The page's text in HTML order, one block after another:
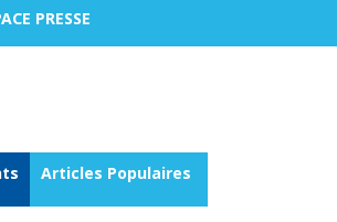
PRESSE
Articles Populaires